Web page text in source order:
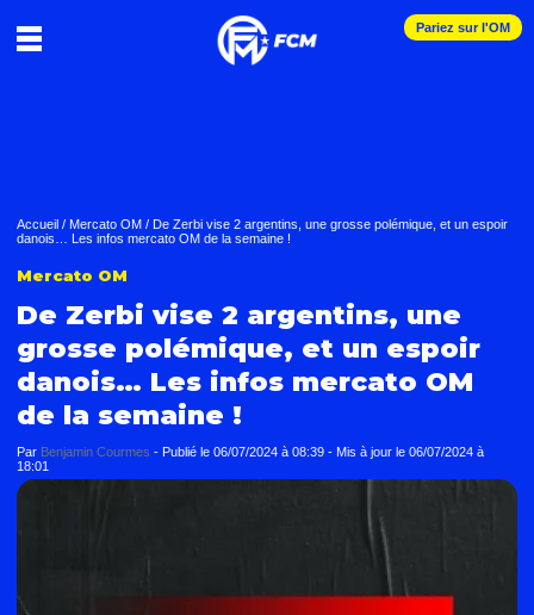
Pariez sur l'OM
Accueil / Mercato OM / De Zerbi vise 2 argentins, une grosse polémique, et un espoir
danois… Les infos mercato OM de la semaine !
Mercato OM
De Zerbi vise 2 argentins, une
grosse polémique, et un espoir
danois… Les infos mercato OM
de la semaine !
Par Benjamin Courmes - Publié le 06/07/2024 à 08:39 - Mis à jour le 06/07/2024 à
18:01